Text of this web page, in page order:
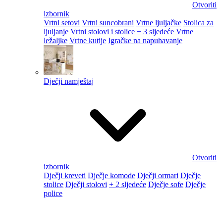
Otvoriti
izbornik
Vrtni setovi Vrtni suncobrani Vrtne ljuljačke Stolica za
ljuljanje Vrtni stolovi i stolice + 3 sljedeće Vrtne
ležaljke Vrtne kutije Igračke na napuhavanje
Dječji namještaj
Otvoriti
izbornik
Dječji kreveti Dječje komode Dječji ormari Dječje
stolice Dječji stolovi + 2 sljedeće Dječje sofe Dječje
police